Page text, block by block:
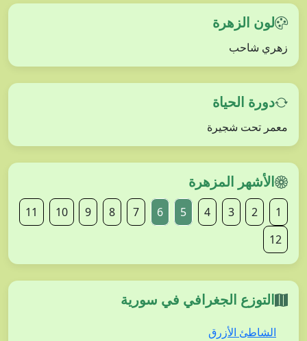
لون الزهرة
زهري شاحب
دورة الحياة
معمر تحت شجيرة
الأشهر المزهرة
1
2
3
4
5
6
7
8
9
10
11
12
التوزع الجغرافي في سورية
الشاطئ الأزرق